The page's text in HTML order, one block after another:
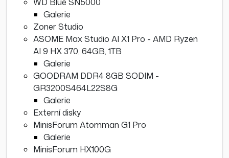
Galerie
Zoner Studio
ASOME Max Studio AI X1 Pro - AMD Ryzen
AI 9 HX 370, 64GB, 1TB
Galerie
GOODRAM DDR4 8GB SODIM -
GR3200S464L22S8G
Galerie
Externí disky
MinisForum Atomman G1 Pro
Galerie
MinisForum HX100G